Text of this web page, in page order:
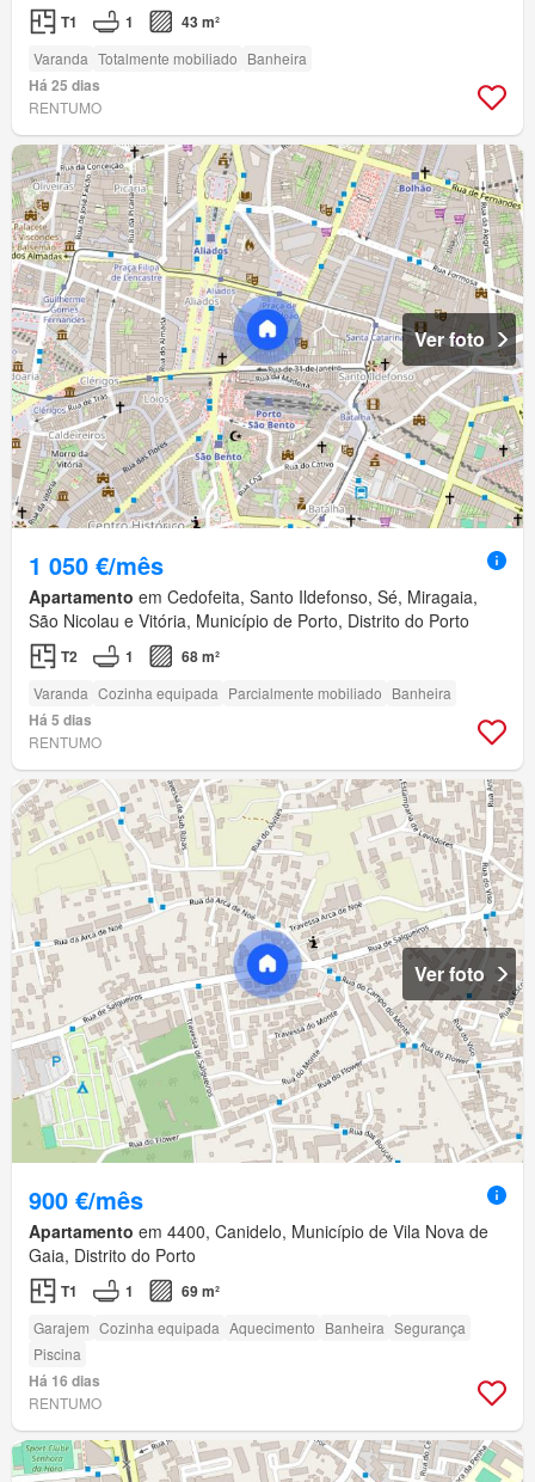
T1 1 43 m²
Varanda Totalmente mobiliado Banheira
Há 25 dias
RENTUMO
Ver foto
1 050 €/mês
Apartamento em Cedofeita, Santo Ildefonso, Sé, Miragaia,
São Nicolau e Vitória, Município de Porto, Distrito do Porto
T2 1 68 m²
Varanda Cozinha equipada Parcialmente mobiliado Banheira
Há 5 dias
RENTUMO
Ver foto
900 €/mês
Apartamento em 4400, Canidelo, Município de Vila Nova de
Gaia, Distrito do Porto
T1 1 69 m²
Garajem Cozinha equipada Aquecimento Banheira Segurança
Piscina
Há 16 dias
RENTUMO